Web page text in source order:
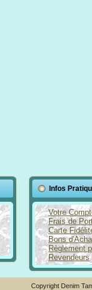
Infos
Votre
Frais de
Carte
Bons
Règlement
Revendeurs
Copyright Denim